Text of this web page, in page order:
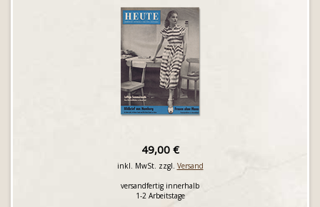
49,00 €
inkl. MwSt. zzgl. Versand
versandfertig innerhalb
1-2 Arbeitstage